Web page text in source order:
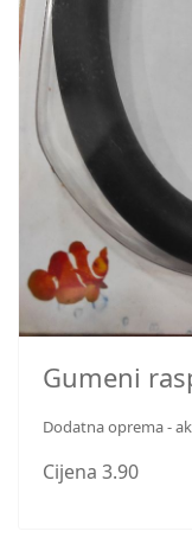
Gumeni
Dodatna oprema -
Cijena 3.90